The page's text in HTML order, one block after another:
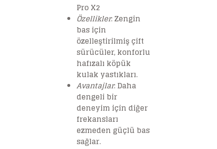
Pro X2
Özellikler: Zengin
bas için
özelleştirilmiş çift
sürücüler, konforlu
hafızalı köpük
kulak yastıkları.
Avantajlar: Daha
dengeli bir
deneyim için diğer
frekansları
ezmeden güçlü bas
sağlar.